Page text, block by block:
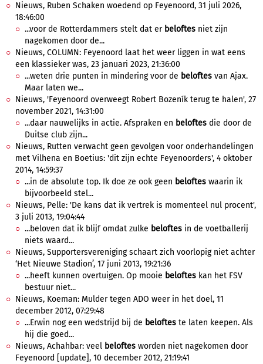
Nieuws, Ruben Schaken woedend op Feyenoord, 31 juli 2026,
18:46:00
...voor de Rotterdammers stelt dat er beloftes niet zijn
nagekomen door de...
Nieuws, COLUMN: Feyenoord laat het weer liggen in wat eens
een klassieker was, 23 januari 2023, 21:36:00
...weten drie punten in mindering voor de beloftes van Ajax.
Maar laten we...
Nieuws, 'Feyenoord overweegt Robert Bozeník terug te halen', 27
november 2021, 14:31:00
...daar nauwelijks in actie. Afspraken en beloftes die door de
Duitse club zijn...
Nieuws, Rutten verwacht geen gevolgen voor onderhandelingen
met Vilhena en Boetius: 'dit zijn echte Feyenoorders', 4 oktober
2014, 14:59:37
...in de absolute top. Ik doe ze ook geen beloftes waarin ik
bijvoorbeeld stel...
Nieuws, Pelle: 'De kans dat ik vertrek is momenteel nul procent',
3 juli 2013, 19:04:44
...beloven dat ik blijf omdat zulke beloftes in de voetballerij
niets waard...
Nieuws, Supportersvereniging schaart zich voorlopig niet achter
‘Het Nieuwe Stadion’, 17 juni 2013, 19:21:36
...heeft kunnen overtuigen. Op mooie beloftes kan het FSV
bestuur niet...
Nieuws, Koeman: Mulder tegen ADO weer in het doel, 11
december 2012, 07:29:48
...Erwin nog een wedstrijd bij de beloftes te laten keepen. Als
hij die goed...
Nieuws, Achahbar: veel beloftes worden niet nagekomen door
Feyenoord [update], 10 december 2012, 21:19:41